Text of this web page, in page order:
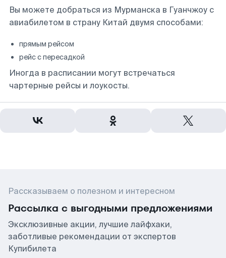
Вы можете добраться из Мурманска в Гуанчжоу с
авиабилетом в страну Китай двумя способами:
прямым рейсом
рейс с пересадкой
Иногда в расписании могут встречаться
чартерные рейсы и лоукосты.
Рассказываем о полезном и интересном
Рассылка с выгодными предложениями
Эксклюзивные акции, лучшие лайфхаки,
заботливые рекомендации от экспертов
Купибилета